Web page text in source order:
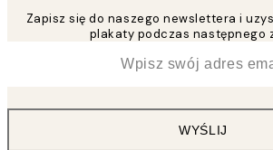
Zapisz się do naszego newslettera i
plakaty podczas następnego
WYŚLIJ